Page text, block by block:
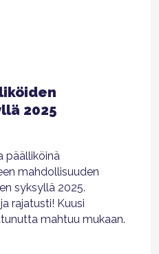
2025
päälliköinä
mahdollisuuden
syksyllä 2025.
rajatusti! Kuusi
mahtuu mukaan.